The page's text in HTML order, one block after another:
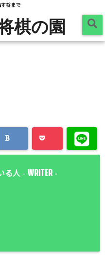
す将まで
棋の園
る人 - WRITER -